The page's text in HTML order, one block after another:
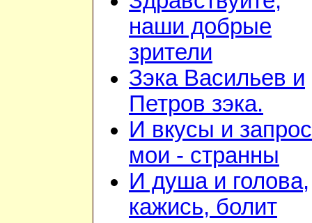
наши добрые
зрители
Зэка Васильев и
Петров зэка.
И вкусы и
мои - странны
И душа и голова,
кажись, болит